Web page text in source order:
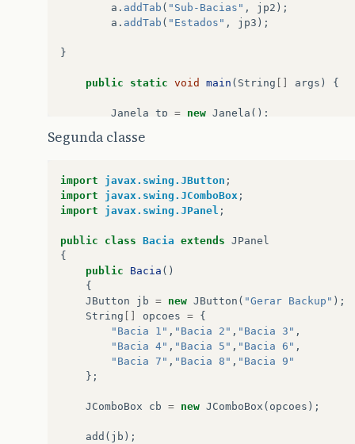
a . addTab ( "Sub-Bacias" , jp2 );
a . addTab ( "Estados" , jp3 );
}
public static void main ( String args ) {
Janela tp = new Janela ();
tp
tp.setVisible
}
Segunda classe
import javax.swing.JButton ;
import
javax.swing.JComboBox ;
import
javax.swing.JPanel ;
public class Bacia extends JPanel
{
public
Bacia ()
{
JButton
jb = new JButton ( "Gerar Backup" );
String
opcoes = {
"Bacia 1" , "Bacia 2" , "Bacia 3" ,
"Bacia 4" , "Bacia 5" , "Bacia 6" ,
"Bacia 7" , "Bacia 8" , "Bacia 9"
};
JComboBox cb = new JComboBox ( opcoes );
add ( jb );